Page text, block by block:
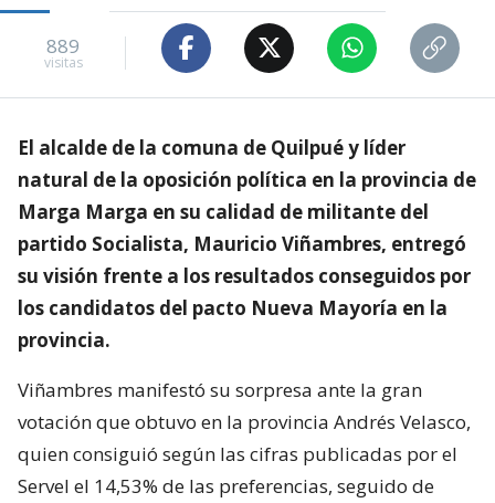
889
visitas
El alcalde de la comuna de Quilpué y líder
natural de la oposición política en la provincia de
Marga Marga en su calidad de militante del
partido Socialista, Mauricio Viñambres, entregó
su visión frente a los resultados conseguidos por
los candidatos del pacto Nueva Mayoría en la
provincia.
Viñambres manifestó su sorpresa ante la gran
votación que obtuvo en la provincia Andrés Velasco,
quien consiguió según las cifras publicadas por el
Servel el 14,53% de las preferencias, seguido de